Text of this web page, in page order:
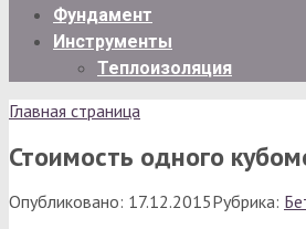
Фундамент
Инструменты
Теплоизоляция
Главная страница
Стоимость одного
Опубликовано: 17.12.2015Рубрика: